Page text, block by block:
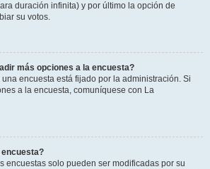
duración infinita) y por último la opción de
su votos.
más opciones a la encuesta?
encuesta está fijado por la administración. Si
a la encuesta, comuníquese con La
encuesta?
encuestas solo pueden ser modificadas por su